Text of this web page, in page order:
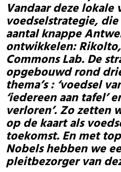
Vandaar deze
voedselstrategie,
aantal knappe
ontwikkelen:
Commons Lab. De
opgebouwd rond
thema’s : ‘voedsel
‘iedereen aan tafel’
verloren’. Zo zetten
op de kaart als
toekomst. En met
Nobels hebben we
pleitbezorger van